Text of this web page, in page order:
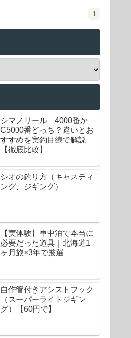
1
シマノリール 4000番か
C5000番どっち？違いとお
すすめを実釣目線で解説
【徹底比較】
シオの釣り方（キャスティ
ング、ジギング）
【実体験】車中泊で本当に
必要だった道具｜北海道1
ヶ月旅×3年で厳選
自作管付きアシストフック
（スーパーライトジギン
グ）【60円で】